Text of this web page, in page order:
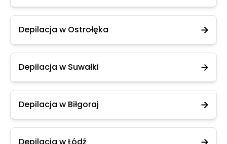
Depilacja w Ostrołęka
Depilacja w Suwałki
Depilacja w Biłgoraj